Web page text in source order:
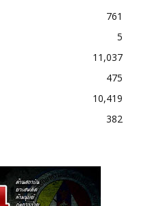
761
5
11,037
475
10,419
382